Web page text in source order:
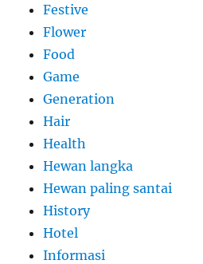
Festive
Flower
Food
Game
Generation
Hair
Health
Hewan langka
Hewan paling santai
History
Hotel
Informasi